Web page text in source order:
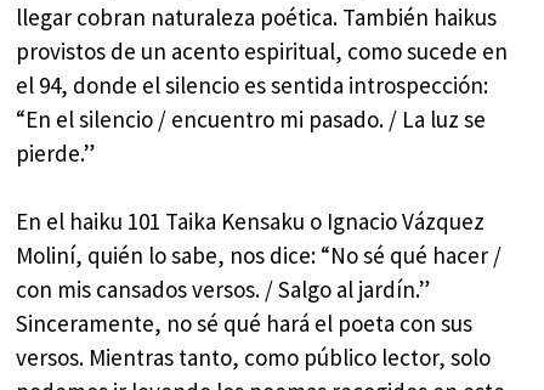
llegar cobran naturaleza poética. También haikus
provistos de un acento espiritual, como sucede en
el 94, donde el silencio es sentida introspección:
“En el silencio / encuentro mi pasado. / La luz se
pierde.”
En el haiku 101 Taika Kensaku o Ignacio Vázquez
Moliní, quién lo sabe, nos dice: “No sé qué hacer /
con mis cansados versos. / Salgo al jardín.”
Sinceramente, no sé qué hará el poeta con sus
versos. Mientras tanto, como público lector, solo